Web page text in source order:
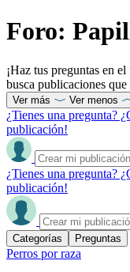
Foro:
¡Haz tus preguntas en
busca publicaciones que
Ver más Ver menos
¿Tienes una pregunta?
publicación!
¿Tienes una pregunta?
publicación!
Categorías Preguntas
Perros por raza